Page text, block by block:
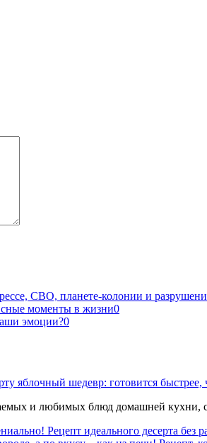
СВО, планете-колонии и
моменты в жизни0
эмоции?0
яблочный шедевр: готовится быстрее,
и любимых блюд домашней кухни,
Рецепт идеального десерта без